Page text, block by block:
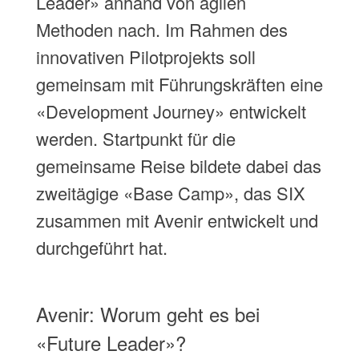
Methoden nach. Im Rahmen des
innovativen Pilotprojekts soll
gemeinsam mit Führungskräften eine
«Development Journey» entwickelt
werden. Startpunkt für die
gemeinsame Reise bildete dabei das
zweitägige «Base Camp», das SIX
zusammen mit Avenir entwickelt und
durchgeführt hat.
Avenir: Worum geht es bei
«Future Leader»?